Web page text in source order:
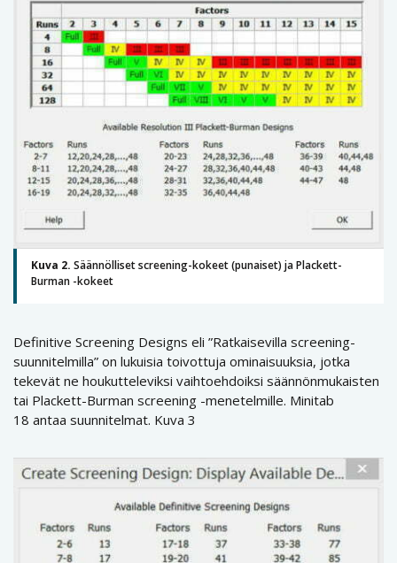
Kuva 2. Säännölliset screening-kokeet (punaiset) ja Plackett-
Burman -kokeet
Definitive Screening Designs eli ”Ratkaisevilla screening-
suunnitelmilla” on lukuisia toivottuja ominaisuuksia, jotka
tekevät ne houkutteleviksi vaihtoehdoiksi säännönmukaisten
tai Plackett-Burman screening -menetelmille. Minitab
18 antaa suunnitelmat. Kuva 3